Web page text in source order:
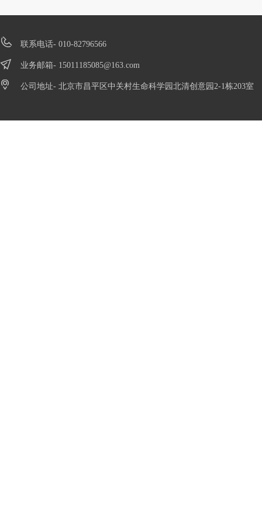
联系电话- 010-82796566
业务邮箱- 15011185085@163.com
公司地址- 北京市昌平区中关村生命科学园北清创意园2-1栋203室